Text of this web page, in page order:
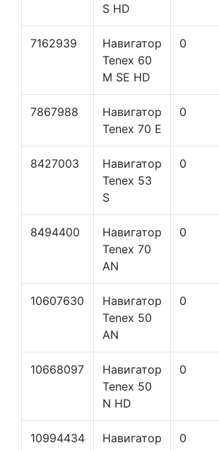
S HD
7162939
Навигатор
Tenex 60
M SE HD
0
7867988
Навигатор
Tenex 70 E
0
8427003
Навигатор
Tenex 53
S
0
8494400
Навигатор
Tenex 70
AN
0
10607630
Навигатор
Tenex 50
AN
0
10668097
Навигатор
Tenex 50
N HD
0
10994434
Навигатор
0